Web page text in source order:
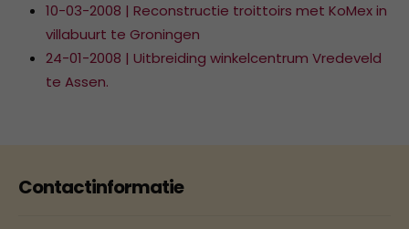
10-03-2008 | Reconstructie troittoirs met KoMex in
villabuurt te Groningen
24-01-2008 | Uitbreiding winkelcentrum Vredeveld
te Assen.
Contactinformatie